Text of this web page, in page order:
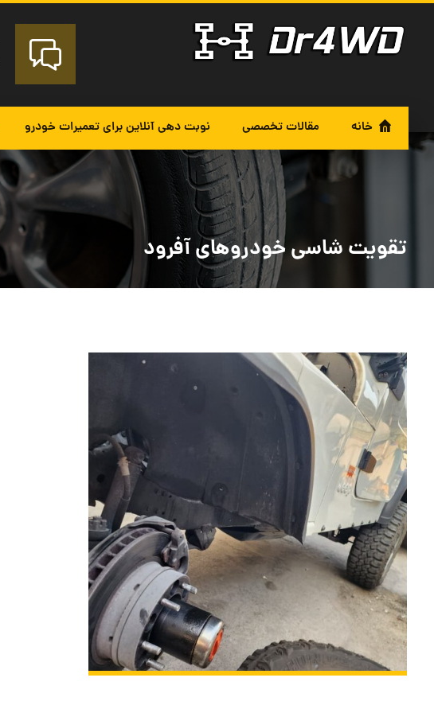
خانه مقالات تخصصی نوبت دهی آنلاین برای تعمیرات خودرو
تقویت شاسی خودروهای آفرود